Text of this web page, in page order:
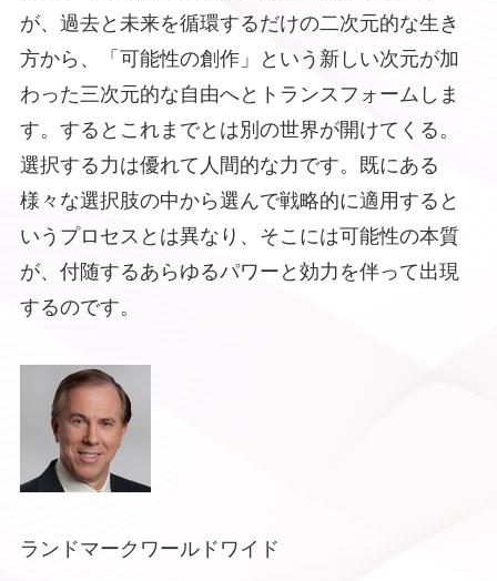
が、過去と未来を循環するだけの二次元的な生き
方から、「可能性の創作」という新しい次元が加
わった三次元的な自由へとトランスフォームしま
す。するとこれまでとは別の世界が開けてくる。
選択する力は優れて人間的な力です。既にある
様々な選択肢の中から選んで戦略的に適用すると
いうプロセスとは異なり、そこには可能性の本質
が、付随するあらゆるパワーと効力を伴って出現
するのです。
ランドマークワールドワイド